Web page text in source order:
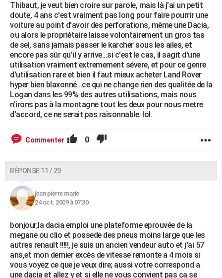
Thibaut, je veut bien croire sur parole, mais là j'ai un petit
doute, 4 ans c'est vraiment pas long pour faire pourrir une
voiture au point d'avoir des perforations, mème une Dacia,
ou alors le propriétaire laisse volontairement un gros tas
de sel, sans jamais passer le karcher sous les ailes, et
encore pas sûr qu'il y arrive...si c'est le cas, il sagit d'une
utilisation vraiment extremement sévere, et pour ce genre
d'utilisation rare et bien il faut mieux acheter Land Rover
hyper bien blaxonné...ce qui ne change rien des qualitée de la
Logan dans les 99% des autres utilisations, mais nous
n'irons pas à la montagne tout les deux pour nous metre
d'accord, ce ne serait pas raisonnable. lol.
Commenter 0
RÉPONSE 11 / 29
jean pierre marie
24 oct. 2009 à 07:30
bonjour,la dacia emploi une plateforme eprouvée de la
megane ou clio et possede des pneus moins large que les
autres renault !!!!!, je suis un ancien vendeur auto et j'ai 57
ans,et mon dernier excès de vitesse remonte a 4 mois si
vous voyez ce que je veux dire; aussi votre correspond a
une dacia et allez y et si elle ne vous convient pas ça se